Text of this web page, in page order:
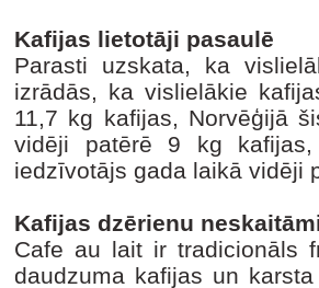
Kafijas lietotāji pasaulē
Parasti uzskata, ka
izrādās, ka vislielākie
11,7 kg kafijas, Norvēģijā
vidēji patērē 9 kg
iedzīvotājs gada laikā vidēji
Kafijas dzērienu
Cafe au lait ir tradicionāls
daudzuma kafijas un